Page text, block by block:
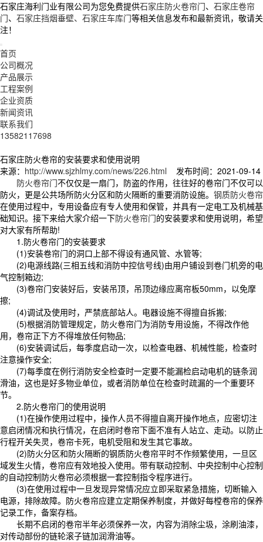
石家庄海利门业有限公司为您免费提供石家庄防火卷帘门、 石家庄卷帘
门、 石家庄挡烟垂壁、石家庄车库门等相关信息发布和最新资讯，敬请关
注！
首页
公司概况
产品展示
工程案例
企业资质
新闻资讯
联系我们
13582117698
石家庄防火卷帘的安装要求和使用说明
来源： http://www.sjzhlmy.com/news/226.html
发布时间：2021-09-14
防火卷帘门不仅仅是一扇门，防盗的作用，往往好的卷帘门不仅可以
防火，更是公共场所防火分区和防火隔断的重要消防设施。 钢质防火卷帘
在使用过程中，专用设备应有专人使用和保管，并具有一定电工及机械基
础知识。接下来给大家介绍一下防火卷帘门的安装要求和使用说明，希望
对大家有所帮助!
1.防火卷帘门的安装要求
(1)安装卷帘门的洞口上部不得设有通风管、水管等;
(2)电源线路(三相五线和消防中控信号线)由用户铺设到卷门机旁的电
气控制箱边;
(3)卷帘门安装好后，安装吊顶，吊顶边缘应离帘板50mm，以免摩
擦;
(4)调试及使用时，严禁底部站人。电器设施不得擅自拆搬;
(5)根据消防管理规定，防火卷帘门为消防专用设施，不得改作他
用，卷帘正下方不得堆放任何物品;
(6)安装调试后，每季度启动一次，以检查电器、机械性能，检查时
注意操作安全;
(7)每季度在例行消防安全检查时一定要不能漏检启动电机的链条润
滑油，这也是好多物业单位，或者消防单位在检查时疏漏的一个重要环
节。
2.防火卷帘门的使用说明
(1)在操作使用过程中，操作人员不得擅自离开操作地点，应密切注
意启闭情况和执行情况，在启闭时卷帘下面不准有人站立、走动。以防止
行程开关失灵，卷帘卡死，电机受阻和发生其它事故。
(2)防火分区和防火隔断的钢质防火卷帘平时不作频繁使用，一旦区
域发生火情，卷帘应有效地投入使用。带有联动控制、中央控制中心控制
的自动控制防火卷帘必须根据一套控制指令程序进行。
(3)在使用过程中一旦发现异常情况应立即采取紧急措施，切断输入
电源，排除故障。防火卷帘应建立定期保养制度，并做好每樘卷帘的保养
记录工作，备案存档。
长期不启闭的卷帘半年必须保养一次，内容为消除尘圾，涂刷油漆，
对传动部份的链轮滚子链加润滑油等。